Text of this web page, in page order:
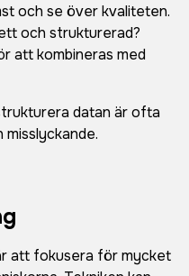
och se över kvaliteten.
och strukturerad?
att kombineras med
datan är ofta
misslyckande.
att fokusera för mycket